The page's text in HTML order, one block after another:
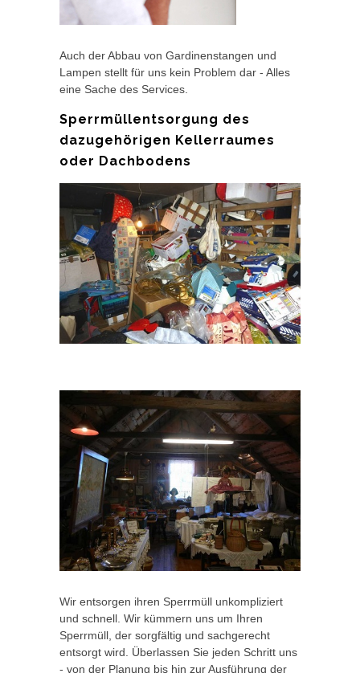
Auch der Abbau von Gardinenstangen und
Lampen stellt für uns kein Problem dar - Alles
eine Sache des Services.
Sperrmüllentsorgung des
dazugehörigen Kellerraumes
oder Dachbodens
Wir entsorgen ihren Sperrmüll unkompliziert
und schnell. Wir kümmern uns um Ihren
Sperrmüll, der sorgfältig und sachgerecht
entsorgt wird. Überlassen Sie jeden Schritt uns
- von der Planung bis hin zur Ausführung der